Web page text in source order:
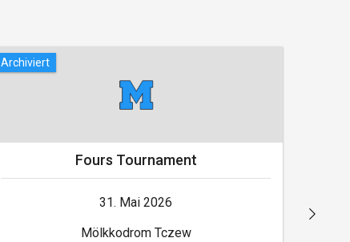
Archiviert
Fours Tournament
31. Mai 2026
Mölkkodrom Tczew